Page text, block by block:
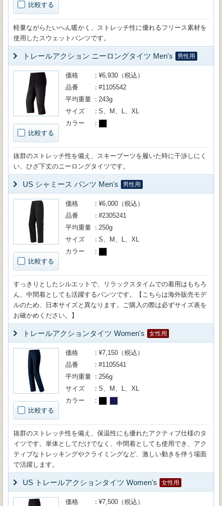
比較する
軽量ながらたいへん暖かく、ストレッチ性に優れるフリース素材を
使用したスウェットパンツです。
トレールアクション ニーロングタイツ Men's 男性用
比較する
価格
¥6,930（税込）
品番
#1105542
平均重量
243g
サイズ
S、M、L、XL
カラー
抜群のストレッチ性を備え、スキーブーツを履いた時に干渉しにく
い、ひざ下丈のニーロングタイツです。
US シャミース パンツ Men's 男性用
比較する
価格
¥6,000（税込）
品番
#2305241
平均重量
250g
サイズ
S、M、L、XL
カラー
すっきりとしたシルエットで、リラックスタイムでの着用はもちろ
ん、中間着としても活躍するパンツです。【こちらは海外販売モデ
ルのため、日本サイズと異なります。ご購入の際は必ずサイズ表を
お確かめください。】
トレールアクションタイツ Women's 女性用
比較する
価格
¥7,150（税込）
品番
#1105541
平均重量
256g
サイズ
S、M、L、XL
カラー
抜群のストレッチ性を備え、保温性にも優れたアクティブ仕様のタ
イツです。単体としてだけでなく、中間着としても使用でき、アク
ティブなトレッキングやクライミングなど、激しい動きを伴う場面
で活躍します。
US トレールアクションタイツ Women's 女性用
価格
¥7,500（税込）